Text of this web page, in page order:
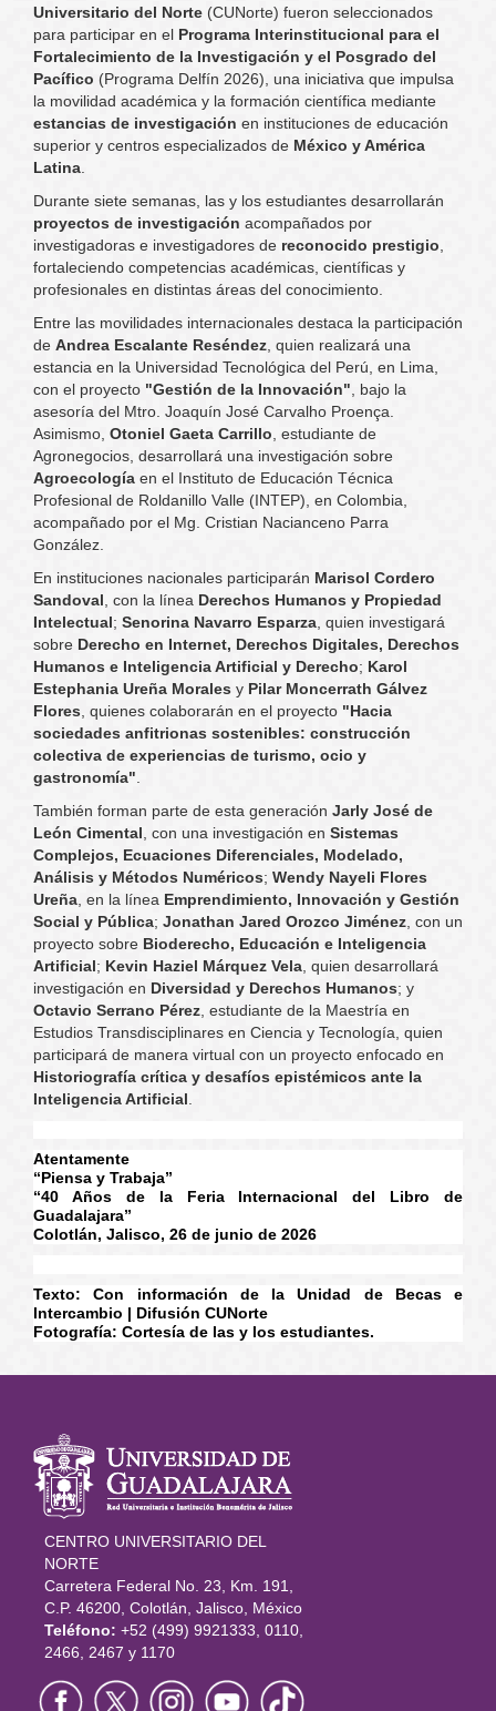
Universitario del Norte (CUNorte) fueron seleccionados
para participar en el Programa Interinstitucional para el
Fortalecimiento de la Investigación y el Posgrado del
Pacífico (Programa Delfín 2026), una iniciativa que impulsa
la movilidad académica y la formación científica mediante
estancias de investigación en instituciones de educación
superior y centros especializados de México y América
Latina
Durante siete semanas, las y los estudiantes desarrollarán
proyectos de investigación acompañados por
investigadoras e investigadores de reconocido prestigio
fortaleciendo competencias académicas, científicas y
profesionales en distintas áreas del conocimiento.
Entre las movilidades internacionales destaca la participación
de Andrea Escalante Reséndez , quien realizará una
estancia en la Universidad Tecnológica del Perú, en Lima,
con el proyecto "Gestión de la Innovación" , bajo la
asesoría del Mtro. Joaquín José Carvalho Proença.
Asimismo, Otoniel Gaeta Carrillo , estudiante de
Agronegocios, desarrollará una investigación sobre
Agroecología en el Instituto de Educación Técnica
Profesional de Roldanillo Valle (INTEP), en Colombia,
acompañado por el Mg. Cristian Nacianceno Parra
González.
En instituciones nacionales participarán Marisol Cordero
Sandoval , con la línea Derechos Humanos y Propiedad
Intelectual; Senorina Navarro Esparza , quien investigará
sobre Derecho en Internet, Derechos Digitales, Derechos
Humanos e Inteligencia Artificial y Derecho; Karol
Estephania Ureña Morales y Pilar Moncerrath Gálvez
Flores , quienes colaborarán en el proyecto "Hacia
sociedades anfitrionas sostenibles: construcción
colectiva de experiencias de turismo, ocio y
gastronomía"
También forman parte de esta generación Jarly José de
León Cimental , con una investigación en Sistemas
Complejos, Ecuaciones Diferenciales, Modelado,
Análisis y Métodos Numéricos; Wendy Nayeli Flores
Ureña , en la línea Emprendimiento, Innovación y Gestión
Social y Pública; Jonathan Jared Orozco Jiménez , con un
proyecto sobre Bioderecho, Educación e Inteligencia
Artificial; Kevin Haziel Márquez Vela , quien desarrollará
investigación en Diversidad y Derechos Humanos; y
Octavio Serrano Pérez , estudiante de la Maestría en
Estudios Transdisciplinares en Ciencia y Tecnología, quien
participará de manera virtual con un proyecto enfocado en
Historiografía crítica y desafíos epistémicos ante la
Inteligencia Artificial
Atentamente
“Piensa y Trabaja”
“40 Años de la Feria Internacional del Libro de
Guadalajara”
Colotlán, Jalisco, 26 de junio de 2026
Texto: Con información de la Unidad de Becas e
Intercambio | Difusión CUNorte
Fotografía: Cortesía de las y los estudiantes.
Información
del portal
CENTRO UNIVERSITARIO DEL
NORTE
Carretera Federal No. 23, Km. 191,
C.P. 46200, Colotlán, Jalisco, México
Teléfono: +52 (499) 9921333, 0110,
2466, 2467 y 1170